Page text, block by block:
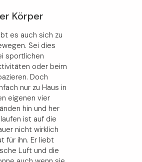
Körper
es auch sich zu
Sei dies
sportlichen
oder beim
Doch
nur zu Haus in
eigenen vier
hin und her
ist auf die
nicht wirklich
für ihn. Er liebt
Luft und die